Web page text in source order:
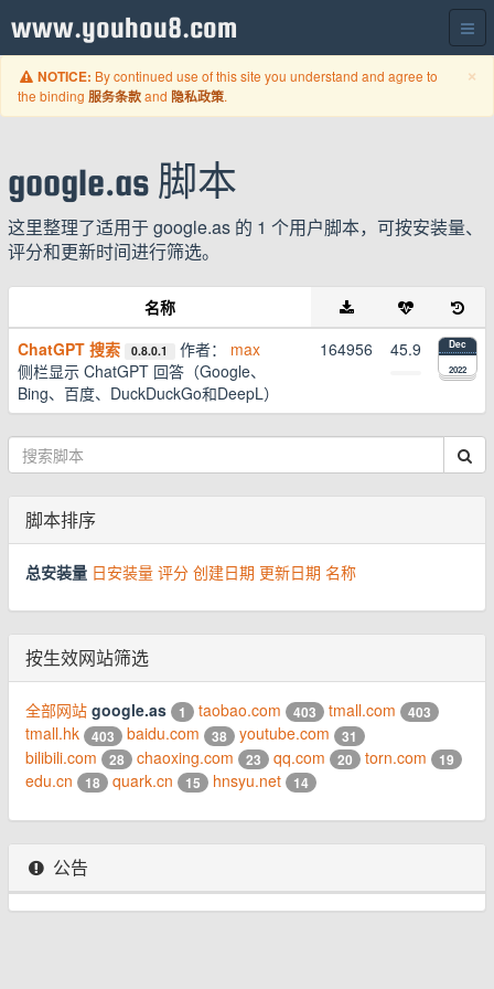
www.youhou8.com
×
NOTICE: By continued use of this site you understand and agree to
the binding 服务条款and 隐私政策.
google.as 脚本
这里整理了适用于 google.as 的 1 个用户脚本，可按安装量、
评分和更新时间进行筛选。
名称
ChatGPT 搜索
0.8.0.1 作者： max
侧栏显示 ChatGPT 回答（Google、
Bing、百度、DuckDuckGo和DeepL）
164956 45.9 Dec
2022
脚本排序
总安装量 日安装量 评分 创建日期 更新日期 名称
按生效网站筛选
全部网站 google.as 1 taobao.com 403 tmall.com 403
tmall.hk 403 baidu.com 38 youtube.com 31
bilibili.com 28 chaoxing.com 23 qq.com 20 torn.com 19
edu.cn 18 quark.cn 15 hnsyu.net 14
公告